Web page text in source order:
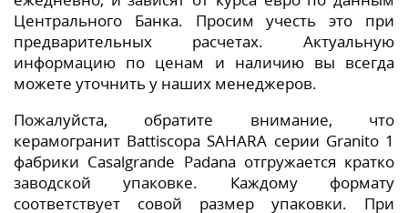
Центрального Банка. Просим учесть это при
предварительных расчетах. Актуальную
информацию по ценам и наличию вы всегда
можете уточнить у наших менеджеров.
Пожалуйста, обратите внимание, что
керамогранит Battiscopa SAHARA серии Granito 1
фабрики Casalgrande Padana отгружается кратко
заводской упаковке. Каждому формату
соответствует совой размер упаковки. При